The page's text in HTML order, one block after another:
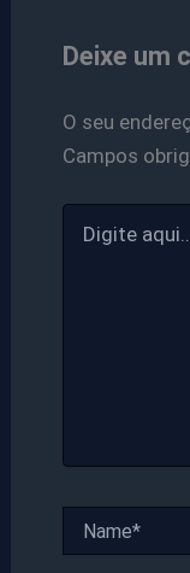
Deixe um
O seu
Campos
aqui...